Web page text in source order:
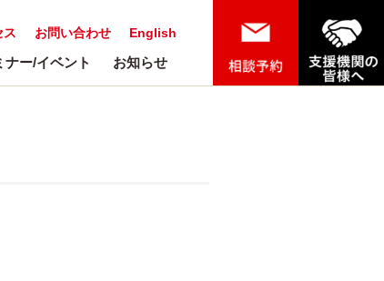
English
お問い合わせ
ス
ナー/イベント お知らせ